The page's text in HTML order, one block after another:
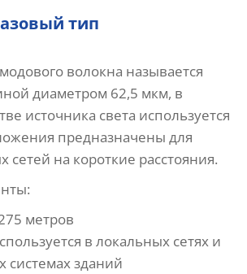
тип
волокна называется
диаметром 62,5 мкм, в
источника света используется
предназначены для
сетей на короткие расстояния.
метров
в локальных сетях и
системах зданий